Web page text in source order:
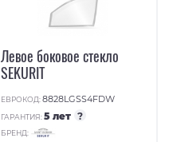
Левое боковое стекло
SEKURIT
ЕВРОКОД:8828LGSS4FDW
ГАРАНТИЯ:5 лет ?
БРЕНД: